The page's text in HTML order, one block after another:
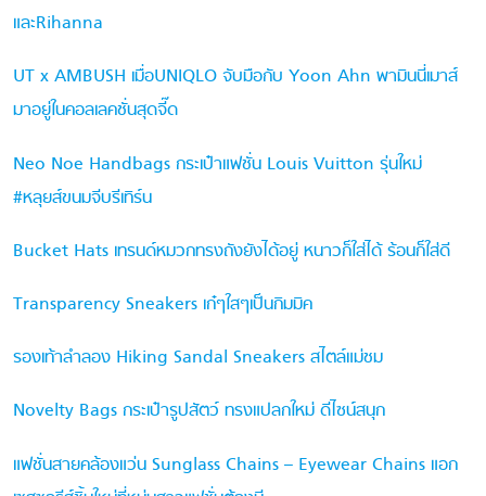
และRihanna
UT x AMBUSH เมื่อUNIQLO จับมือกับ Yoon Ahn พามินนี่เมาส์
มาอยู่ในคอลเลคชั่นสุดจี๊ด
Neo Noe Handbags กระเป๋าแฟชั่น Louis Vuitton รุ่นใหม่
#หลุยส์ขนมจีบรีเทิร์น
Bucket Hats เทรนด์หมวกทรงถังยังได้อยู่ หนาวก็ใส่ได้ ร้อนก็ใส่ดี
Transparency Sneakers เก๋ๆใสๆเป็นกิมมิค
รองเท้าลำลอง Hiking Sandal Sneakers สไตล์แม่ชม
Novelty Bags กระเป๋ารูปสัตว์ ทรงแปลกใหม่ ดีไซน์สนุก
แฟชั่นสายคล้องแว่น Sunglass Chains – Eyewear Chains แอก